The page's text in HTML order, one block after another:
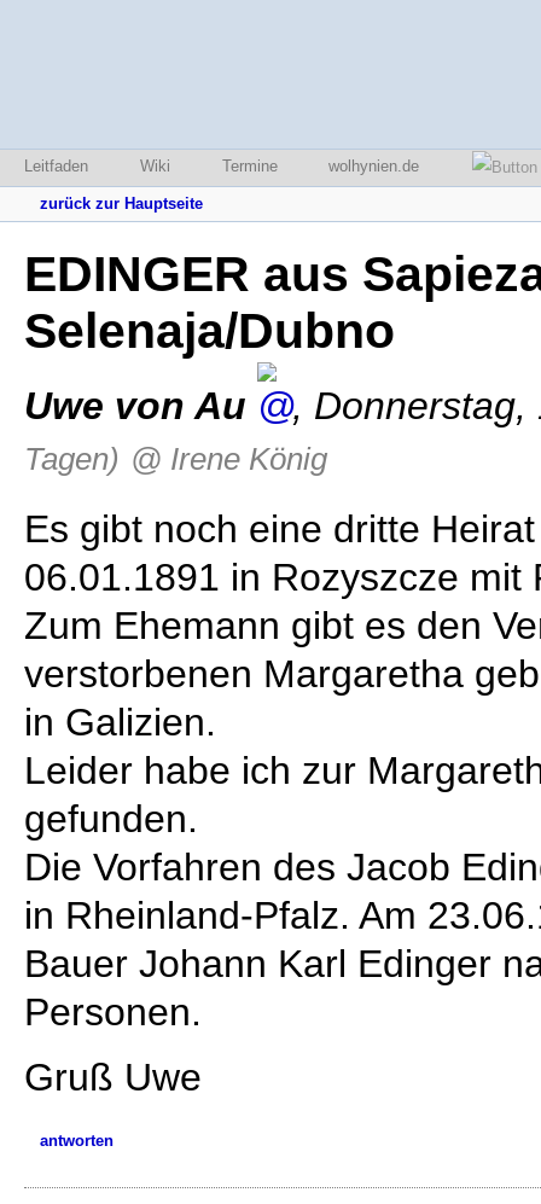
Leitfaden Wiki Termine wolhynien.de
zurück zur Hauptseite
EDINGER aus
Selenaja/Dubno
Uwe von Au ,
Tagen) @ Irene König
Es gibt noch eine dritte
06.01.1891 in Rozyszcze mit
Zum Ehemann gibt es den
verstorbenen Margaretha
in Galizien.
Leider habe ich zur
gefunden.
Die Vorfahren des Jacob
in Rheinland-Pfalz. Am
Bauer Johann Karl Edinger
Personen.
Gruß Uwe
antworten